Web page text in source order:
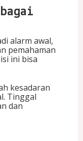
alarm awal,
pemahaman
ini bisa
kesadaran
Tinggal
dan